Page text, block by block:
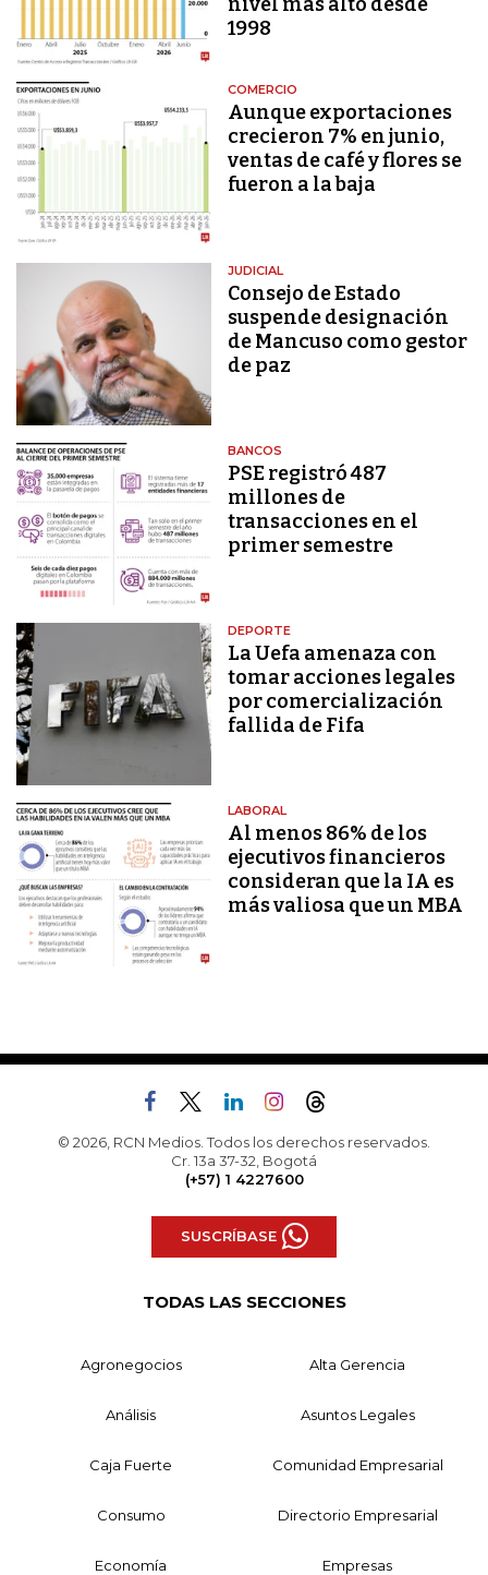
1998
COMERCIO
Aunque exportaciones
crecieron 7% en junio,
ventas de café y flores se
fueron a la baja
JUDICIAL
Consejo de Estado
suspende designación
de Mancuso como gestor
de paz
BANCOS
PSE registró 487
millones de
transacciones en el
primer semestre
DEPORTE
La Uefa amenaza con
tomar acciones legales
por comercialización
fallida de Fifa
LABORAL
Al menos 86% de los
ejecutivos financieros
consideran que la IA es
más valiosa que un MBA
© 2026, RCN Medios. Todos los derechos reservados.
Cr. 13a 37-32, Bogotá
(+57) 1 4227600
SUSCRÍBASE
TODAS LAS SECCIONES
Agronegocios Alta Gerencia
Análisis Asuntos Legales
Caja Fuerte Comunidad Empresarial
Consumo Directorio Empresarial
Economía Empresas